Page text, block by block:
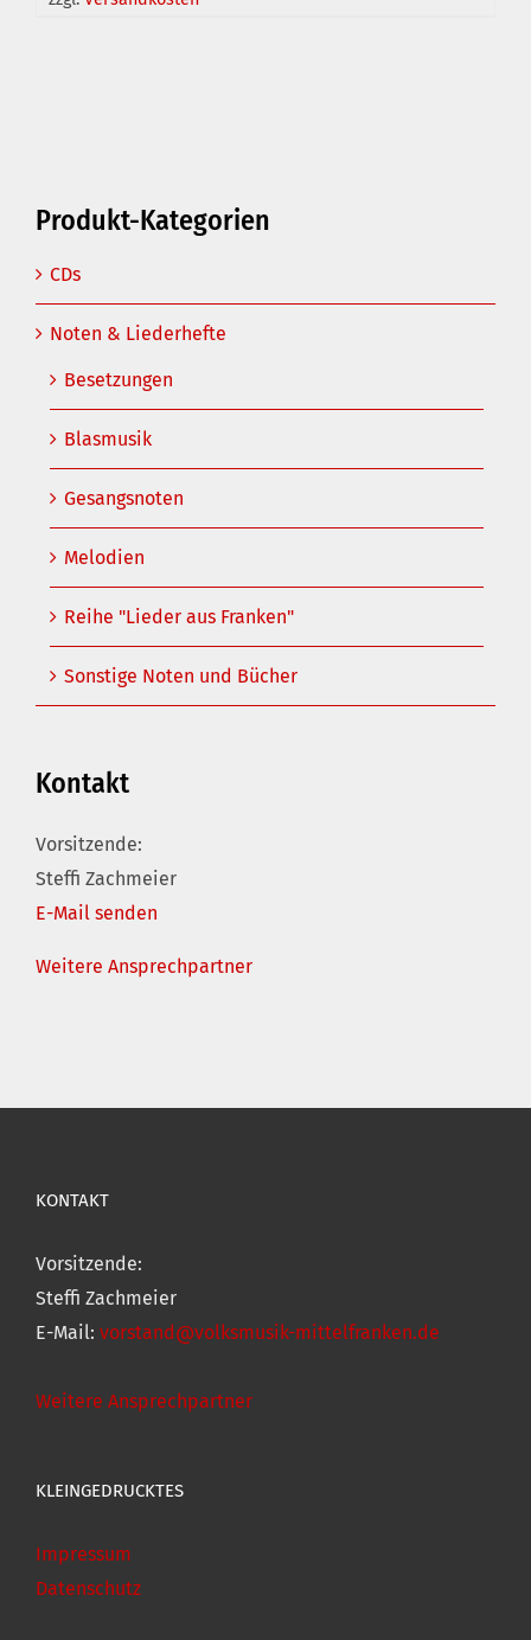
Produkt-Kategorien
CDs
Noten & Liederhefte
Besetzungen
Blasmusik
Gesangsnoten
Melodien
Reihe "Lieder aus Franken"
Sonstige Noten und Bücher
Kontakt
Vorsitzende:
Steffi Zachmeier
E-Mail senden
Weitere Ansprechpartner
KONTAKT
Vorsitzende:
Steffi Zachmeier
E-Mail: vorstand@volksmusik-mittelfranken.de
Weitere Ansprechpartner
KLEINGEDRUCKTES
Impressum
Datenschutz